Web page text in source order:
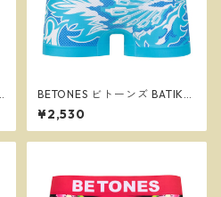
BETONES ビトーンズ BATIK2
GREEN メンズ フリーサイズ
ボクサーパンツ ※ネコポスで
送料無料※
¥2,530